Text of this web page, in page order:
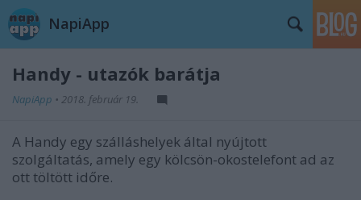
NapiApp
Handy - utazók barátja
NapiApp • 2018. február 19.
A Handy egy szálláshelyek által nyújtott
szolgáltatás, amely egy kölcsön-okostelefont ad az
ott töltött időre.